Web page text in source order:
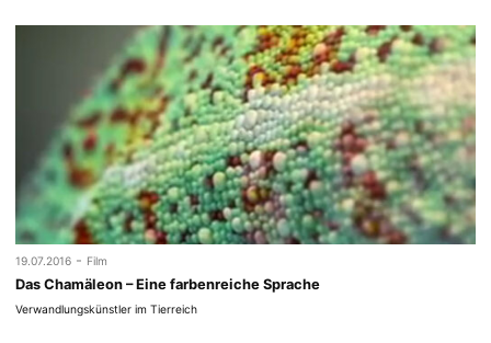
19.07.2016 - Film
Das Chamäleon – Eine farbenreiche Sprache
Verwandlungskünstler im Tierreich